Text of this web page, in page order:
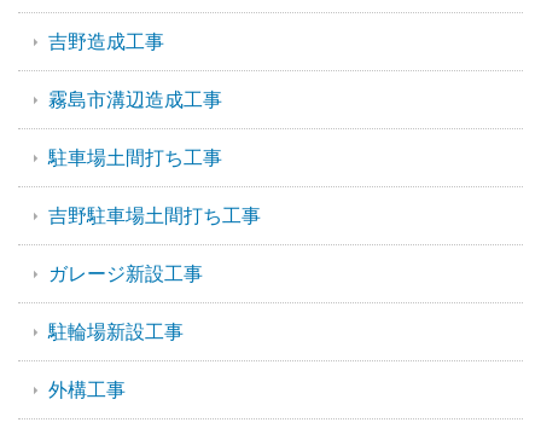
吉野造成工事
霧島市溝辺造成工事
駐車場土間打ち工事
吉野駐車場土間打ち工事
ガレージ新設工事
駐輪場新設工事
外構工事